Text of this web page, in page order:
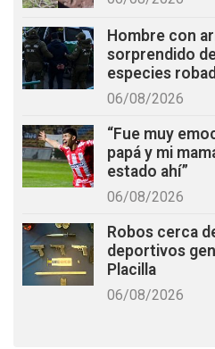
Hombre con
sorprendido
especies
06/08/2026
“Fue muy
papá y mi
estado ahí”
06/08/2026
Robos cerca
deportivos
Placilla
06/08/2026